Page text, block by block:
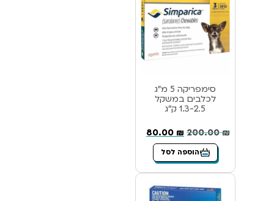
סימפריקה 5 מ”ג
לכלבים במשקל
1.3-2.5 ק”ג
200.00₪
80.00 ₪
הוספה לסל